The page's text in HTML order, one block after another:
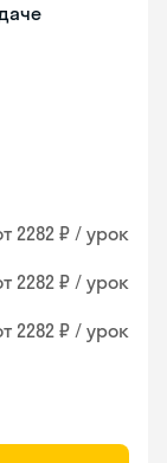
2282 ₽ / урок
2282 ₽ / урок
2282 ₽ / урок